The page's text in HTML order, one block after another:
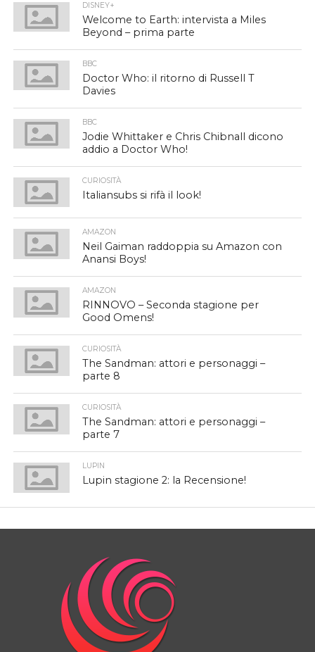
DISNEY+
Welcome to Earth: intervista a Miles
Beyond – prima parte
BBC
Doctor Who: il ritorno di Russell T
Davies
BBC
Jodie Whittaker e Chris Chibnall dicono
addio a Doctor Who!
CURIOSITÀ
Italiansubs si rifà il look!
AMAZON
Neil Gaiman raddoppia su Amazon con
Anansi Boys!
AMAZON
RINNOVO – Seconda stagione per
Good Omens!
CURIOSITÀ
The Sandman: attori e personaggi –
parte 8
CURIOSITÀ
The Sandman: attori e personaggi –
parte 7
LUPIN
Lupin stagione 2: la Recensione!